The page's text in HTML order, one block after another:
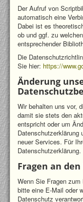
Der Aufruf von
automatisch eine
Dabei ist es
ob und ggf. zu
entsprechender
Die
Sie hier: https://
Änderung
Wir behalten uns vor,
damit sie stets den
entspricht oder um
Datenschutzerklärung
neuer Services. Für
Datenschutzerklärung.
Fragen an
Wenn Sie Fragen
bitte eine E-Mail oder
Datenschutz